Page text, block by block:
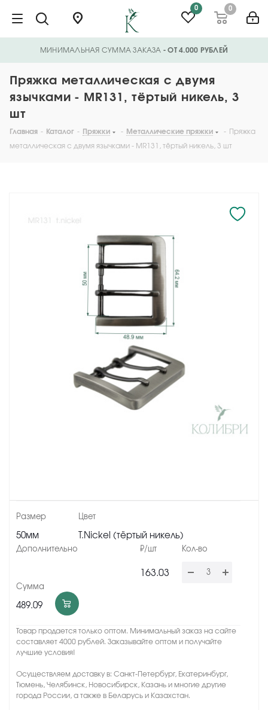
0 0
МИНИМАЛЬНАЯ СУММА ЗАКАЗА - ОТ 4.000 РУБЛЕЙ
Пряжка металлическая с двумя
язычками - MR131, тёртый никель, 3
шт
Главная - Каталог - Пряжки - Металлические пряжки - Пряжка
металлическая с двумя язычками - MR131, тёртый никель, 3 шт
50мм T.Nickel (тёртый никель)
163.03
489.09
Товар продается только оптом. Минимальный заказ на сайте
составляет 4000 рублей. Заказывайте оптом и получайте
лучшие условия!
Осуществляем доставку в: Санкт-Петербург, Екатеринбург,
Тюмень, Челябинск, Новосибирск, Казань и многие другие
города России, а также в Беларусь и Казахстан.